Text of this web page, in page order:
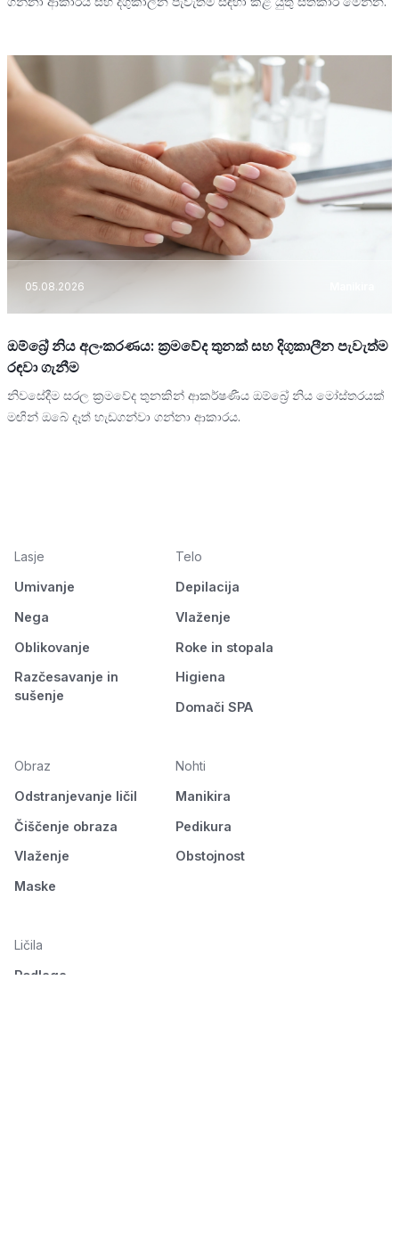
05.08.2026
ඔම්බ්‍රේ නිය අලංකරණය: ක්‍රමවේද තුනක් සහ දිගුකාලීන පැවැත්ම
රඳවා ගැනීම
නිවසේදීම සරල ක්‍රමවේද තුනකින් ආකර්ෂණීය ඔම්බ්‍රේ නිය මෝස්තරයක්
මඟින් ඔබේ දෑත් හැඩගන්වා ගන්නා ආකාරය.
Lasje
Umivanje
Nega
Oblikovanje
Razčesavanje in
sušenje
Telo
Depilacija
Vlaženje
Roke in stopala
Higiena
Domači SPA
Obraz
Odstranjevanje ličil
Čiščenje obraza
Vlaženje
Maske
Nohti
Manikira
Pedikura
Obstojnost
Ličila
Podlaga